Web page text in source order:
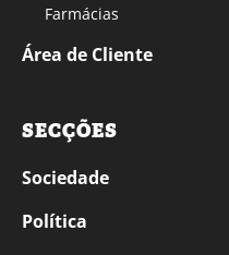
Farmácias
Área de Cliente
SECÇÕES
Sociedade
Política